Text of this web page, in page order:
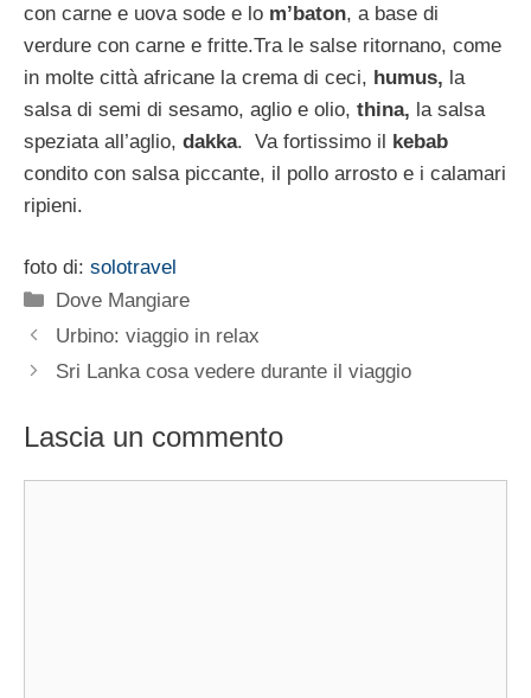
con carne e uova sode e lo m’baton, a base di
verdure con carne e fritte.Tra le salse ritornano, come
in molte città africane la crema di ceci, humus, la
salsa di semi di sesamo, aglio e olio, thina, la salsa
speziata all’aglio, dakka. Va fortissimo il kebab
condito con salsa piccante, il pollo arrosto e i calamari
ripieni.
foto di: solotravel
Categorie
Dove Mangiare
Urbino: viaggio in relax
Sri Lanka cosa vedere durante il viaggio
Lascia un commento